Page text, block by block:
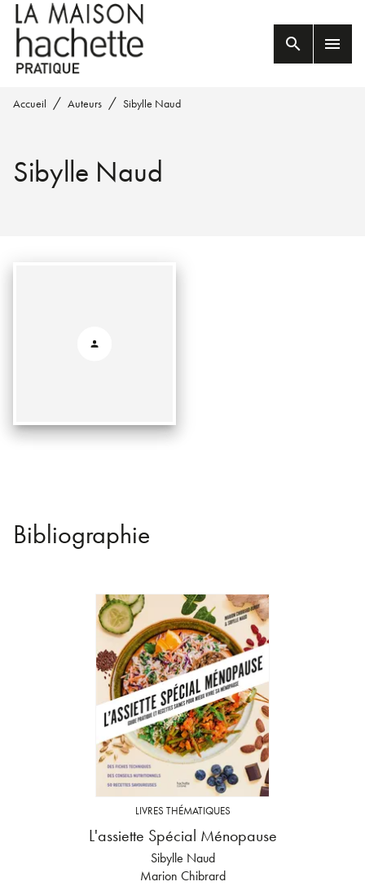
MENU RECHERCHE
PIED DE PAGE
search menu
Accueil / Auteurs / Sibylle Naud
Sibylle Naud
Bibliographie
LIVRES THÉMATIQUES
L'assiette Spécial Ménopause
Sibylle Naud
Marion Chibrard